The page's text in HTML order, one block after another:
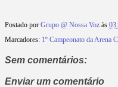
Postado por Grupo @ Nossa Voz às
Marcadores: 1º Campeonato da Arena
Sem comentários:
Enviar um comentário